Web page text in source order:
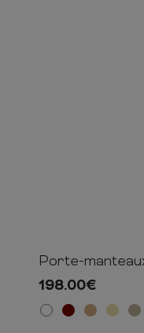
170cm
Porte-
198.00€